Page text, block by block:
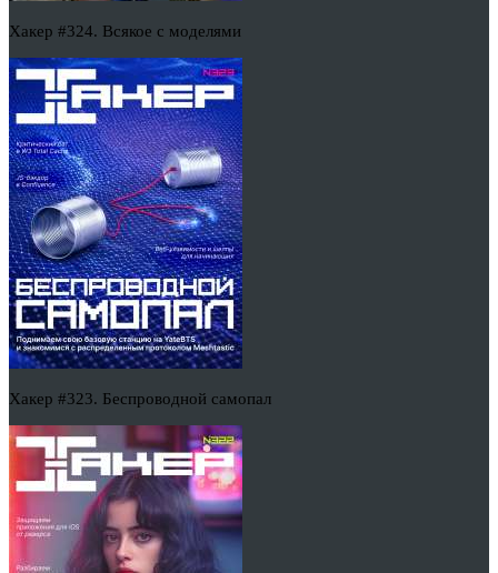
Хакер #324. Всякое с моделями
Хакер #323. Беспроводной самопал